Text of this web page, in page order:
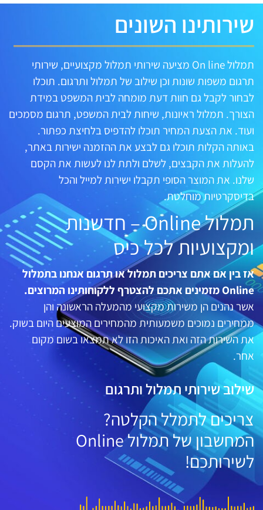
שירותינו השונים
תמלול On line מציעה שירותי תמלול מקצועיים, שירותי
תרגום משפות שונות וכן שילוב של תמלול ותרגום. תוכלו
לבחור לקבל גם חוות דעת מומחה לבית המשפט במידת
הצורך. תמלול ראיונות, שיחות לבית המשפט, תרגום מסמכים
ועוד. את הצעת המחיר תוכלו להדפיס בלחיצת כפתור.
באותה הקלות תוכלו גם לבצע את ההזמנה ישירות באתר,
להעלות את הקבצים, לשלם ולתת לנו לעשות את הקסם
שלנו. את המוצר הסופי תקבלו ישירות למייל והכל
בדיסקרטיות מוחלטת.
תמלול Online – חדשנות
ומקצועיות לכל כיס
אז בין אם אתם צריכים תמלול או תרגום אנחנו בתמלול
Online מזמינים אתכם להצטרף ללקוחותינו המרוצים.
אשר נהנים הן משירות מקצועי מהמעלה הראשונה והן
ממחירים נמוכים משמעותית מהמחירים המוצעים היום בשוק.
את השירות הזה ואת האיכות הזו לא תמצאו בשום מקום
אחר.
v
צריכים לתמלל הקלטה?
המחשבון של תמלול Online
לשירותכם!